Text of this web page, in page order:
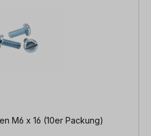
M6 x 16 (10er Packung)